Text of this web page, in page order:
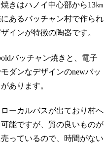
きはハノイ中心部から13㎞
あるバッチャン村で作られ
インが特徴の陶器です。
バッチャン焼きと、電子
ダンなデザインのnewバッ
あります。
ーカルバスが出ており村へ
能ですが、質の良いものが
っているので、時間がない